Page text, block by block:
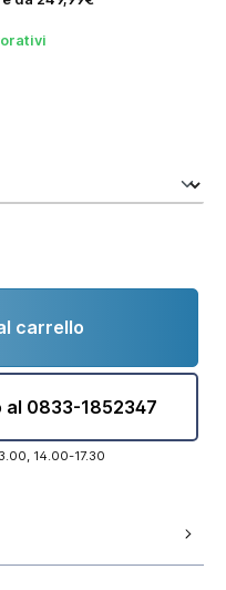
carrello
al 0833-1852347
14.00-17.30